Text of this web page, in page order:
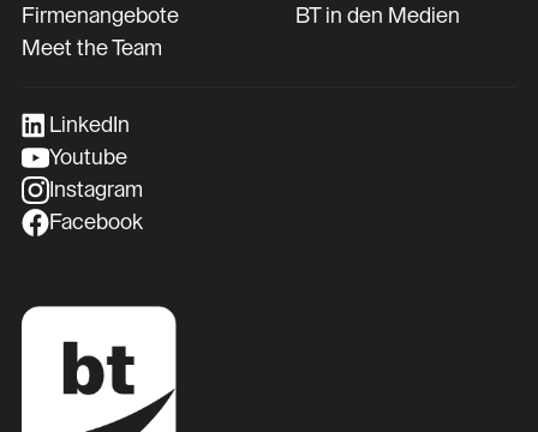
Firmenangebote
Meet the Team
BT in den Medien
LinkedIn
Youtube
Instagram
Facebook